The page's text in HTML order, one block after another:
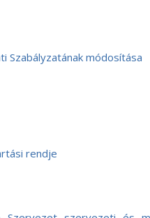
Szabályzatának módosítása
rendje